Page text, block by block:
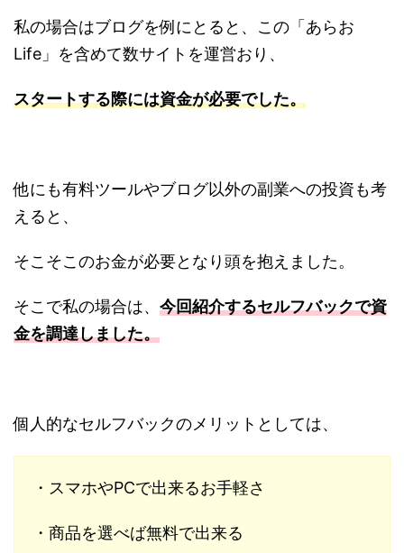
私の場合はブログを例にとると、この「あらお
Life」を含めて数サイトを運営おり、
スタートする際には資金が必要でした。
他にも有料ツールやブログ以外の副業への投資も考
えると、
そこそこのお金が必要となり頭を抱えました。
そこで私の場合は、 今回紹介するセルフバックで資
金を調達しました。
個人的なセルフバックのメリットとしては、
・スマホやPCで出来るお手軽さ
・商品を選べば無料で出来る